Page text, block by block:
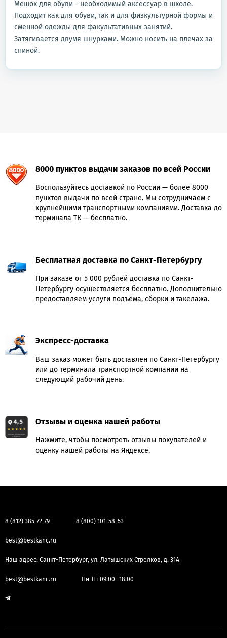
Мешок для обуви - необходимый аксессуар в школе.
Подходит как для обуви, так и для физкультурной формы и
сменной одежды для факультативных занятий.
Затягивается двумя шнурками. Можно носить на плечах за
спиной.
8000 пунктов выдачи заказов по всей России
Воспользуйтесь доставкой по России — более 8000
пунктов выдачи по всей стране. Мы сотрудничаем с
крупнейшими транспортными компаниями. Доставка до
терминала ТК — бесплатно.
Бесплатная доставка по Санкт-Петербургу
При заказе от 5 000 рублей доставка по Санкт-
Петербургу осуществляется бесплатно. Дополнительно
предоставляем услуги подъёма, сборки и такелажа.
Экспресс-доставка
Ваш заказ может быть доставлен по Санкт-Петербургу
или до терминала транспортной компании на
следующий рабочий день.
Отзывы и оценка нашей работы
Нажмите, чтобы посмотреть отзывы покупателей и
оценку нашей работы на Яндексе.
8 (812) 385-72-79 8 (800) 101-58-53
best@bestkanc.ru
Наш адрес: Санкт-Петербург, ул. Латышских Стрелков, д. 31А
best@bestkanc.ru Пн-Пт 09:00—18:00